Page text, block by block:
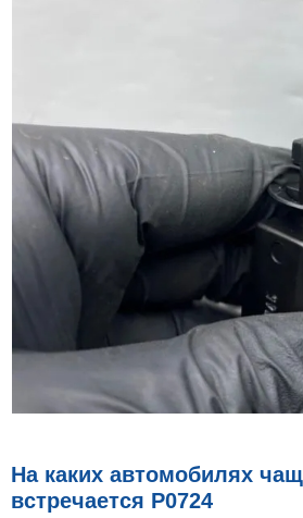
На каких автомобилях
встречается P0724